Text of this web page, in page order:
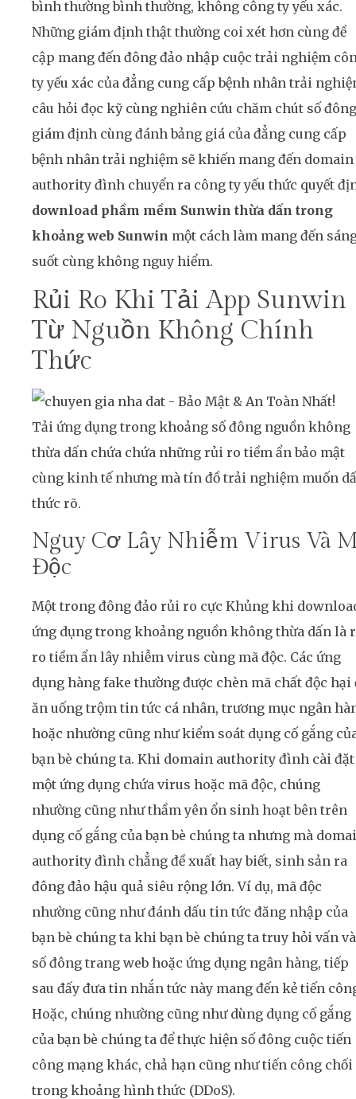
bình thường bình thường, không công ty yếu xác.
Những giám định thật thường coi xét hơn cùng đề
cập mang đến đông đảo nhập cuộc trải nghiệm
ty yếu xác của đẳng cung cấp bệnh nhân trải
câu hỏi đọc kỹ cùng nghiên cứu chăm chút số đông
giám định cùng đánh bảng giá của đẳng cung cấp
bệnh nhân trải nghiệm sẽ khiến mang đến domain
authority đình chuyển ra công ty yếu thức quyết
download phầm mềm Sunwin thừa dấn trong
khoảng web Sunwin một cách làm mang đến
suốt cùng không nguy hiểm.
Rủi Ro Khi Tải App Sunwin
Từ Nguồn Không Chính
Thức
Tải ứng dụng trong khoảng số đông nguồn không
thừa dấn chứa chứa những rủi ro tiềm ẩn bảo mật
cùng kinh tế nhưng mà tín đồ trải nghiệm muốn
thức rõ.
Nguy Cơ Lây Nhiễm Virus Và
Độc
Một trong đông đảo rủi ro cực Khủng khi
ứng dụng trong khoảng nguồn không thừa dấn là
ro tiềm ẩn lây nhiễm virus cùng mã độc. Các ứng
dụng hàng fake thường được chèn mã chất độc hại
ăn uống trộm tin tức cá nhân, trương mục ngân
hoặc nhường cũng như kiểm soát dụng cố gắng
bạn bè chúng ta. Khi domain authority đình cài đặt
một ứng dụng chứa virus hoặc mã độc, chúng
nhường cũng như thầm yên ổn sinh hoạt bên trên
dụng cố gắng của bạn bè chúng ta nhưng mà
authority đình chẳng đề xuất hay biết, sinh sản ra
đông đảo hậu quả siêu rộng lớn. Ví dụ, mã độc
nhường cũng như đánh dấu tin tức đăng nhập của
bạn bè chúng ta khi bạn bè chúng ta truy hỏi vấn
số đông trang web hoặc ứng dụng ngân hàng, tiếp
sau đấy đưa tin nhắn tức này mang đến kẻ tiến
Hoặc, chúng nhường cũng như dùng dụng cố gắng
của bạn bè chúng ta để thực hiện số đông cuộc tiến
công mạng khác, chả hạn cũng như tiến công chối
trong khoảng hình thức (DDoS).